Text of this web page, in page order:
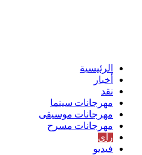
الرئيسية
أخبار
نقد
مهرجانات سينما
مهرجانات موسيقى
مهرجانات مسرح
رأي
فيديو